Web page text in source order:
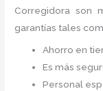
Corregidora son
garantías tales
Ahorro en
Es más
Personal